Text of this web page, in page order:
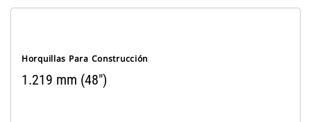
Horquillas Para Construcción
1.219 mm (48")